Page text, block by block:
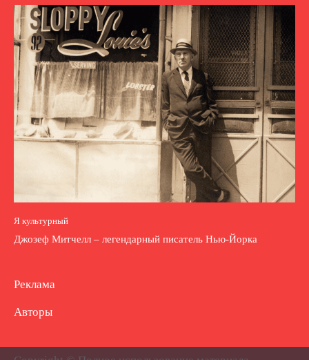
Я культурный
Джозеф Митчелл – легендарный писатель Нью-Йорка
Реклама
Авторы